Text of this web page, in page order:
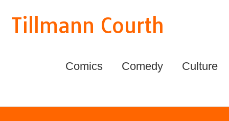
Tillmann Courth
Comics Comedy Culture